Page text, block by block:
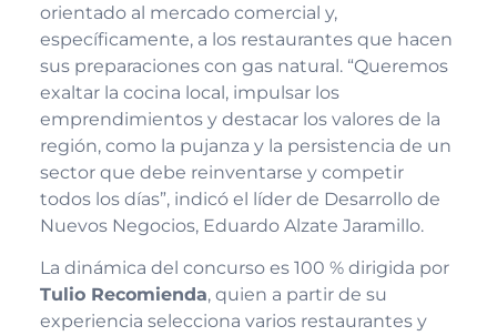
orientado al mercado comercial y,
específicamente, a los restaurantes que hacen
sus preparaciones con gas natural. “Queremos
exaltar la cocina local, impulsar los
emprendimientos y destacar los valores de la
región, como la pujanza y la persistencia de un
sector que debe reinventarse y competir
todos los días”, indicó el líder de Desarrollo de
Nuevos Negocios, Eduardo Alzate Jaramillo.
La dinámica del concurso es 100 % dirigida por
Tulio Recomienda, quien a partir de su
experiencia selecciona varios restaurantes y